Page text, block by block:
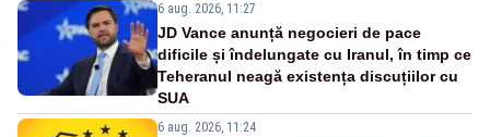
6 aug. 2026, 11:27
JD Vance anunță negocieri de pace
dificile și îndelungate cu Iranul, în timp ce
Teheranul neagă existența discuțiilor cu
SUA
6 aug. 2026, 11:24